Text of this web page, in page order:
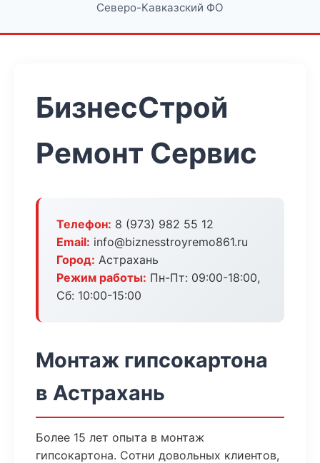
Северо-Кавказский ФО
БизнесСтрой
Ремонт Сервис
Телефон: 8 (973) 982 55 12
Email: info@biznesstroyremo861.ru
Город: Астрахань
Режим работы: Пн-Пт: 09:00-18:00,
Сб: 10:00-15:00
Монтаж гипсокартона
в Астрахань
Более 15 лет опыта в монтаж
гипсокартона. Сотни довольных клиентов,